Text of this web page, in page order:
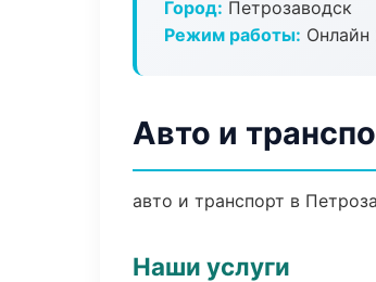
Город: Петрозаводск
Режим работы: Онлайн
Авто и
авто и транспорт в
Наши услуги